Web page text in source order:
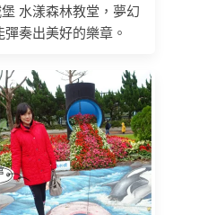
水漾森林教堂，夢幻
奏出美好的樂章。